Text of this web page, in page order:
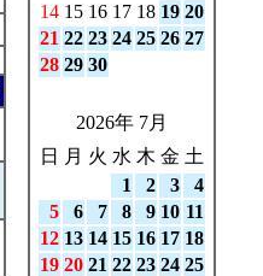
14 15 16 17 18 19 20
21 22 23 24 25 26 27
28 29 30
2026年 7月
日
月 火 水 木 金 土
1
2 3
4
5
6 7 8 9 10 11
12 13 14 15 16 17 18
19 20 21 22 23 24 25